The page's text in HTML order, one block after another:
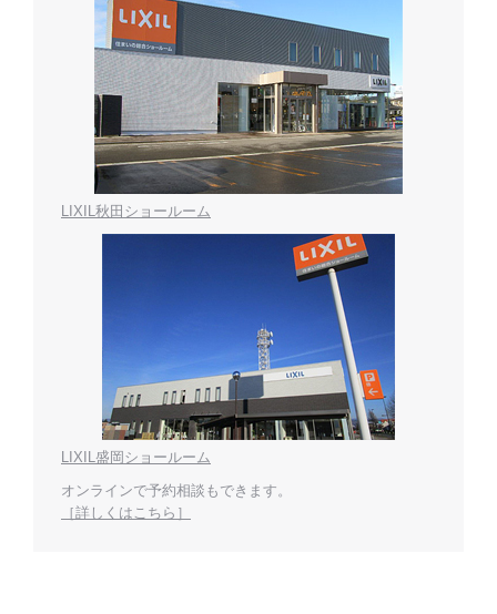
LIXIL秋田ショールーム
LIXIL盛岡ショールーム
オンラインで予約相談もできます。
［詳しくはこちら］